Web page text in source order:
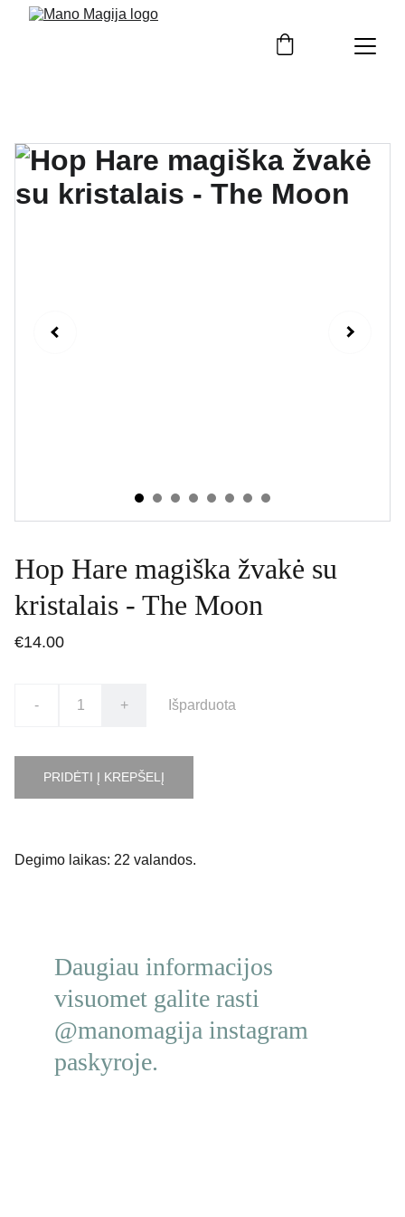
Hop Hare magiška žvakė su
kristalais - The Moon
€14.00
- + Išparduota
PRIDĖTI Į KREPŠELĮ
Degimo laikas: 22 valandos.
Daugiau informacijos
visuomet galite rasti
@manomagija instagram
paskyroje.